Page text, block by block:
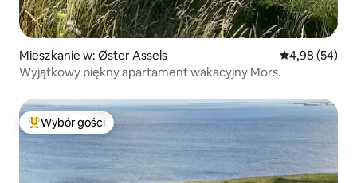
Mieszkanie w: Øster Assels Średnia
4,98 (54)
Wyjątkowy piękny apartament wakacyjny Mors.
Najpopularniejsze z kategorii Wybór gości
Wybór gości